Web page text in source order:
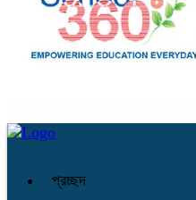
প্রচ্ছদ